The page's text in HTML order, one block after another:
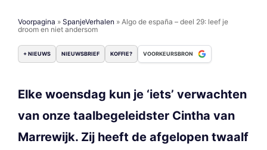
Voorpagina » SpanjeVerhalen » Algo de españa – deel 29: leef je
droom en niet andersom
+ NIEUWS NIEUWSBRIEF KOFFIE? VOORKEURSBRON
Elke woensdag kun je ‘iets’ verwachten
van onze taalbegeleidster Cintha van
Marrewijk. Zij heeft de afgelopen twaalf